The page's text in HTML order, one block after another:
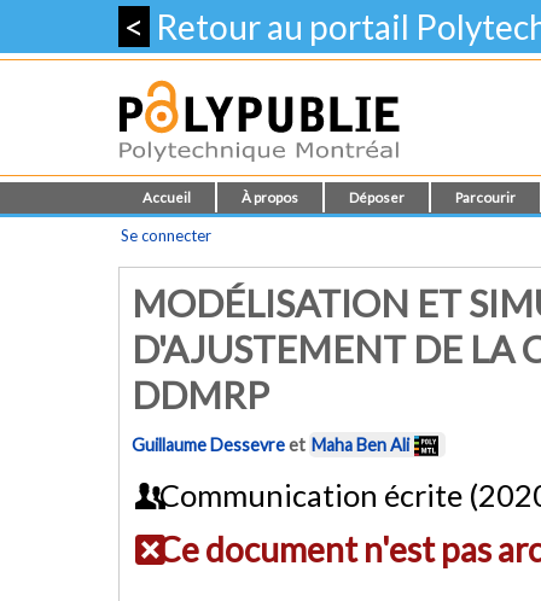
< Retour au portail
Accueil À propos Déposer Parcourir
Se connecter
MODÉLISATION ET
D'AJUSTEMENT DE LA
DDMRP
Guillaume Dessevreet Maha Ben Ali
Communication écrite
Ce document n'est pas